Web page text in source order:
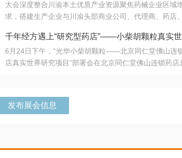
7.17 成都｜药交会·区域增长大会，赋能工商对接、
难题，呼唤更成熟的产业生态。 同质化“内卷”已无出路
同与出海能力建设才是破局关键。 本届大会以 “重构生
算力突围；从中药创新、复杂药物制剂、CGT、多肽与
术攻坚，到CDMO的柔性智造。 我们致力于打破壁垒，
室”与“生产线”、“研发端”与“支付端”深度对话，更让监管
营
大会深度整合川渝本土优质产业资源聚焦药械企业区域
求，搭建生产企业与川渝头部商业公司、代理商、药店
域增量份额夯实西南市场战略布局
千年经方遇上“研究型药店”——小柴胡颗粒真实
目在北京同仁堂佛山连锁启动
6月24日下午，“光华小柴胡颗粒——北京同仁堂佛山连
店真实世界研究项目”部署会在北京同仁堂佛山连锁药店
发布展会信息